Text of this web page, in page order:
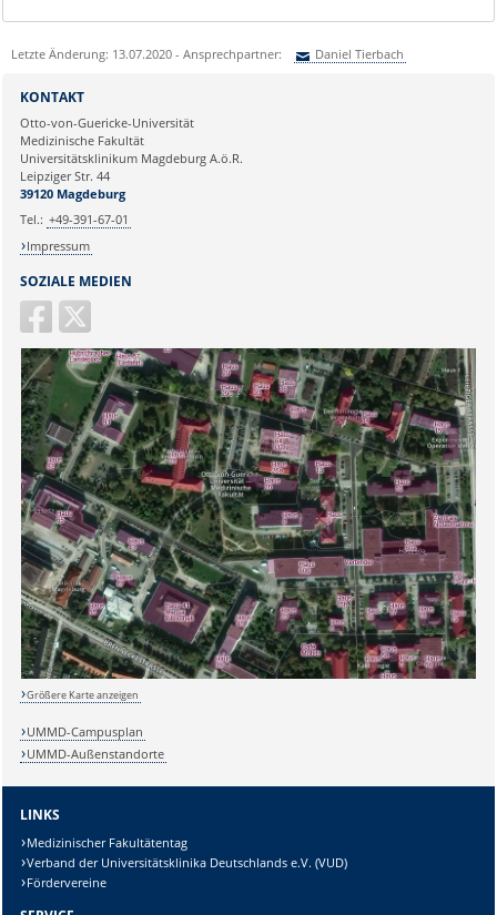
Letzte Änderung: 13.07.2020 - Ansprechpartner: Daniel Tierbach
Ihre E-Mailadresse:
Ihr Anliegen:
Sicherheitsabfrage:
SOZIALE MEDIEN
KONTAKT
Otto-von-Guericke-Universität
Medizinische Fakultät
Universitätsklinikum Magdeburg A.ö.R.
Leipziger Str. 44
39120 Magdeburg
Tel.: +49-391-67-01
Impressum
Größere Karte anzeigen
UMMD-Campusplan
UMMD-Außenstandorte
LINKS
Medizinischer Fakultätentag
Verband der Universitätsklinika Deutschlands e.V. (VUD)
Fördervereine